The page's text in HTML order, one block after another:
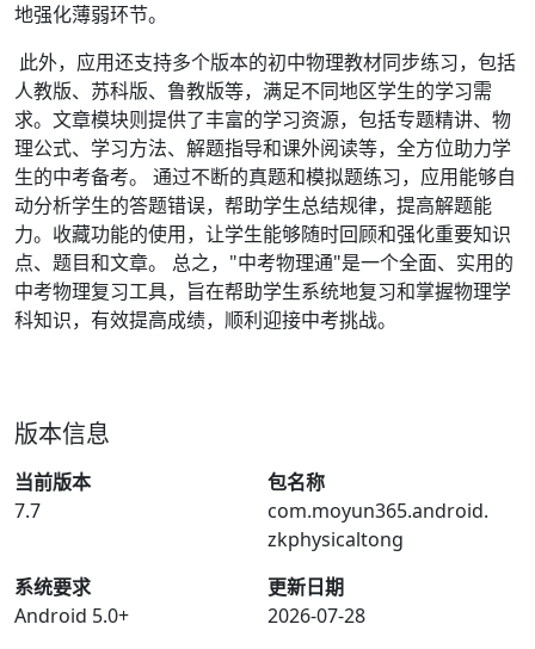
地强化薄弱环节。
此外，应用还支持多个版本的初中物理教材同步练习，包括
人教版、苏科版、鲁教版等，满足不同地区学生的学习需
求。文章模块则提供了丰富的学习资源，包括专题精讲、物
理公式、学习方法、解题指导和课外阅读等，全方位助力学
生的中考备考。 通过不断的真题和模拟题练习，应用能够自
动分析学生的答题错误，帮助学生总结规律，提高解题能
力。收藏功能的使用，让学生能够随时回顾和强化重要知识
点、题目和文章。 总之，"中考物理通"是一个全面、实用的
中考物理复习工具，旨在帮助学生系统地复习和掌握物理学
科知识，有效提高成绩，顺利迎接中考挑战。
版本信息
当前版本
7.7
包名称
com.moyun365.android.
zkphysicaltong
系统要求
Android 5.0+
更新日期
2026-07-28